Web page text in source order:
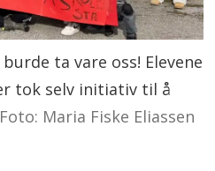
ta vare oss! Elevene
tok selv initiativ til å
Foto: Maria Fiske Eliassen